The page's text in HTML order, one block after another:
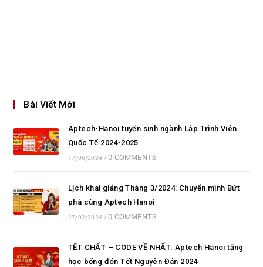
Bài Viết Mới
Aptech-Hanoi tuyển sinh ngành Lập Trình Viên
Quốc Tế 2024-2025
17/06/2024 / 0 COMMENTS
Lịch khai giảng Tháng 3/2024: Chuyển mình Bứt
phá cùng Aptech Hanoi
27/02/2024 / 0 COMMENTS
TẾT CHẤT – CODE VỀ NHẤT. Aptech Hanoi tặng
học bổng đón Tết Nguyên Đán 2024